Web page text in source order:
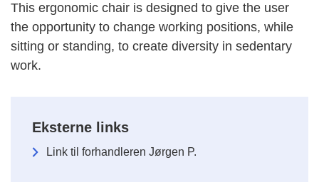
This ergonomic chair is designed to give the user
the opportunity to change working positions, while
sitting or standing, to create diversity in sedentary
work.
Eksterne links
Link til forhandleren Jørgen P.